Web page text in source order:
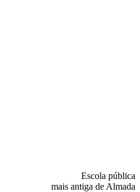
Escola pública
mais antiga de Almada